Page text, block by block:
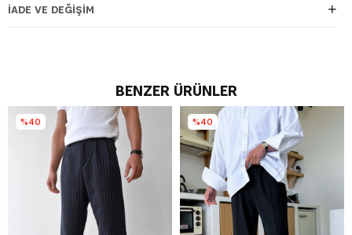
İADE VE DEĞIŞIM
BENZER ÜRÜNLER
%40 %40